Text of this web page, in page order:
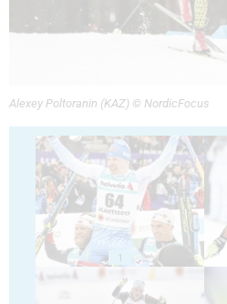
Alexey Poltoranin (KAZ) © NordicFocus
1